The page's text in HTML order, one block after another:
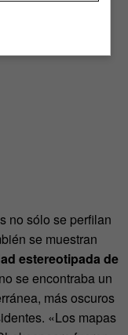
no sólo se perfilan
se muestran
estereotipada de
se encontraba un
más oscuros
«Los mapas